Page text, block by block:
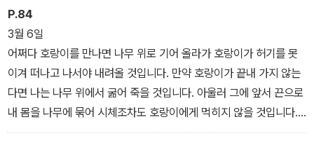
고 말하지 않는 게 낫겠다. 하지만 나는 알고 있다. 내가 아니라도 미
래에 그들을 기억해 낼 것이고, 그들의 시대를 다시 이야기할 것임
을…….
-「망각을 위한 기념」, 『남강북조집』(1933년 2월 7∼8일)
P.84
3월 6일
어쩌다 호랑이를 만나면 나무 위로 기어 올라가 호랑이가 허기를 못
이겨 떠나고 나서야 내려올 것입니다. 만약 호랑이가 끝내 가지 않는
다면 나는 나무 위에서 굶어 죽을 것입니다. 아울러 그에 앞서 끈으로
내 몸을 나무에 묶어 시체조차도 호랑이에게 먹히지 않을 것입니다.
만약 나무가 없다면 할 수 없습니다. 그저 나를 잡아먹으라고 하는 수